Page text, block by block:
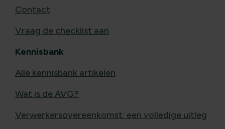
Contact
Vraag de checklist aan
Kennisbank
Alle kennisbank artikelen
Wat is de AVG?
Verwerkersovereenkomst: een volledige uitleg